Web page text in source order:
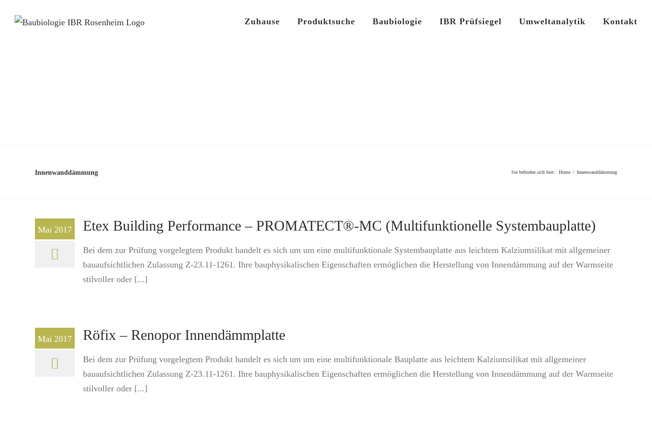
Zuhause Produktsuche Baubiologie IBR Prüfsiegel Umweltanalytik Kontakt
Innenwanddämmung Sie befinden sich hier:: Home / Innenwanddämmung
Mai 2017 Etex Building Performance – PROMATECT®-MC (Multifunktionelle Systembauplatte)
Bei dem zur Prüfung vorgelegtem Produkt handelt es sich um um eine multifunktionale Systembauplatte aus leichtem Kalziumsilikat mit allgemeiner
bauaufsichtlichen Zulassung Z-23.11-1261. Ihre bauphysikalischen Eigenschaften ermöglichen die Herstellung von Innendämmung auf der Warmseite
stilvoller oder [...]
Mai 2017 Röfix – Renopor Innendämmplatte
Bei dem zur Prüfung vorgelegtem Produkt handelt es sich um um eine multifunktionale Bauplatte aus leichtem Kalziumsilikat mit allgemeiner
bauaufsichtlichen Zulassung Z-23.11-1261. Ihre bauphysikalischen Eigenschaften ermöglichen die Herstellung von Innendämmung auf der Warmseite
stilvoller oder [...]